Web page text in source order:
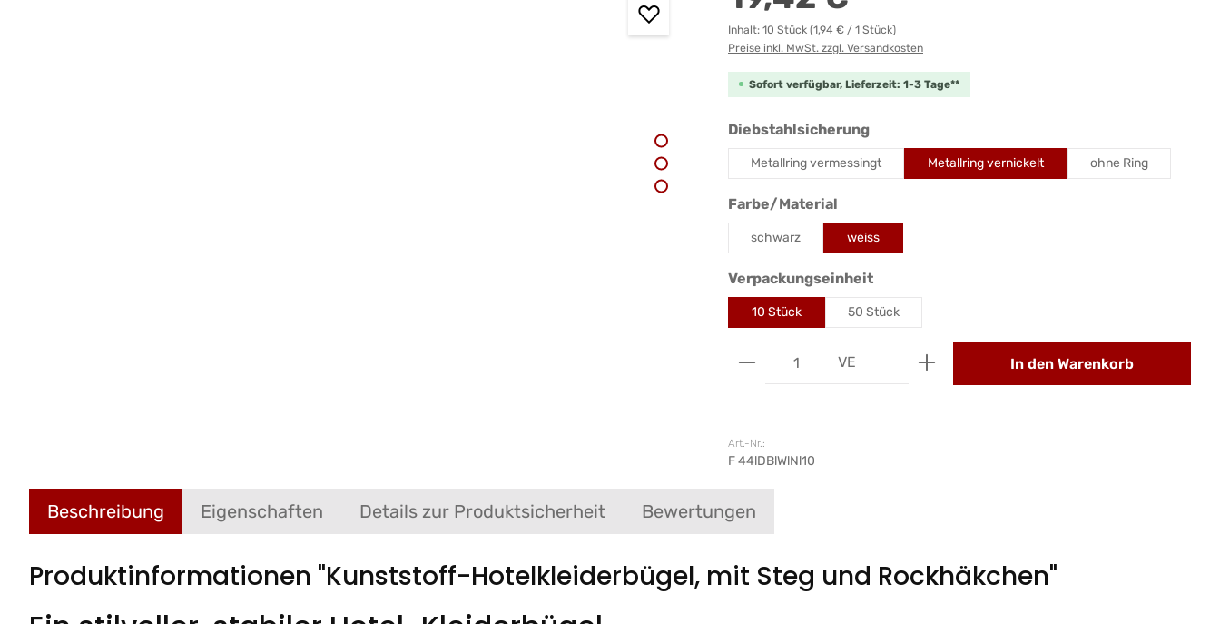
Inhalt: 10 Stück (1,94 € / 1 Stück)
Preise inkl. MwSt. zzgl. Versandkosten
Sofort verfügbar, Lieferzeit: 1-3 Tage**
Diebstahlsicherungauswählen
Metallring vermessingt Metallring vernickelt ohne Ring
Farbe/Material
schwarz weiss
Verpackungseinheitauswählen
10 Stück 50 Stück
Produkt Anzahl: Gib den gewünschten Wert
VE In den Warenkorb
Art.-Nr.:
F 44lDBlWlNl10
Beschreibung Eigenschaften Details zur Produktsicherheit Bewertungen
Produktinformationen "Kunststoff-Hotelkleiderbügel, mit Steg und Rockhäkchen"